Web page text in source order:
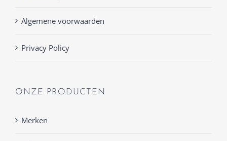
Algemene voorwaarden
Privacy Policy
ONZE PRODUCTEN
Merken